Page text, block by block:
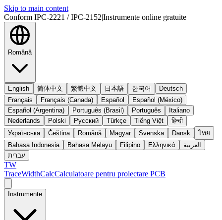
Skip to main content
Conform IPC-2221 / IPC-2152|Instrumente online gratuite
Română
English 简体中文 繁體中文 日本語 한국어
Deutsch
Français
Français (Canada) Español
Español (México)
Español (Argentina)
Português (Brasil) Português
Italiano
Nederlands
Polski Русский Türkçe Tiếng Việt
हिन्दी
Українська
Čeština Română Magyar Svenska Dansk
ไทย
Bahasa Indonesia
Bahasa Melayu Filipino Ελληνικά
العربية
עברית
TW
TraceWidthCalcCalculatoare pentru proiectare PCB
Instrumente